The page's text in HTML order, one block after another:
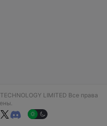
LIMITED Все права
 